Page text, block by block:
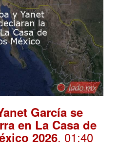
García se
en La Casa de
2026. 01:40